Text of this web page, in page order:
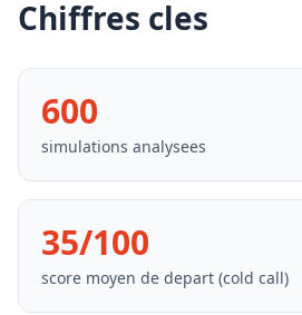
Chiffres cles
600
simulations analysees
35/100
score moyen de depart (cold call)